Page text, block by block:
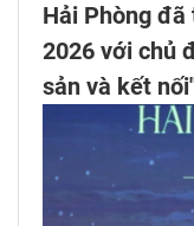
Hải Phòng đã
2026 với chủ
sản và kết